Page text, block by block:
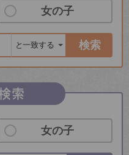
女の子
検索
索
女の子